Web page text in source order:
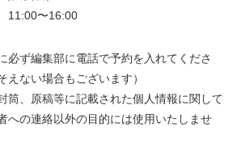
11:00〜16:00
必ず編集部に電話で予約を入れてくださ
えない場合もございます）
筒、原稿等に記載された個人情報に関して
への連絡以外の目的には使用いたしませ